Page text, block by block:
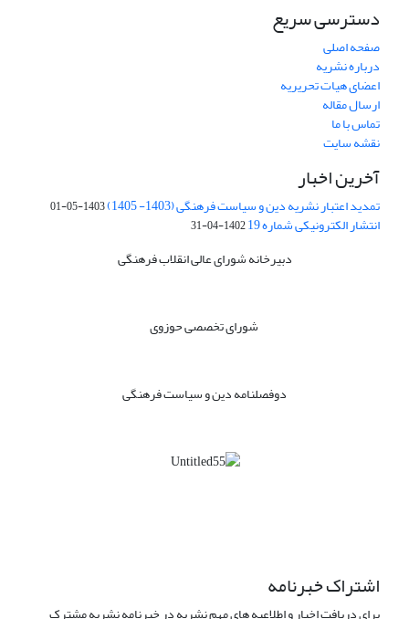
دسترسی سریع
صفحه اصلی
درباره نشریه
اعضای هیات تحریریه
ارسال مقاله
تماس با ما
نقشه سایت
آخرین اخبار
تمدید اعتبار نشریه دین و سیاست فرهنگی (1403- 1405) 1403-05-01
انتشار الکترونیکی شماره 19 1402-04-31
دبیرخانه شورای عالی انقلاب فرهنگی
شورای تخصصی حوزوی
دوفصلنامه دین و سیاست فرهنگی
اشتراک خبرنامه